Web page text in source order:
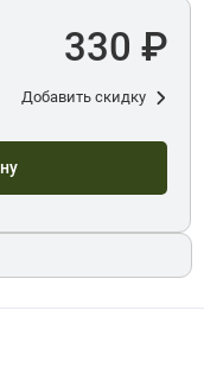
330 ₽
Добавить скидку